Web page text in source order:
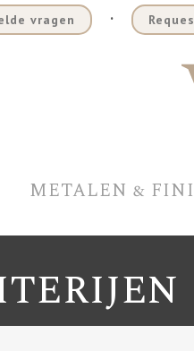
vragen .
METALEN &